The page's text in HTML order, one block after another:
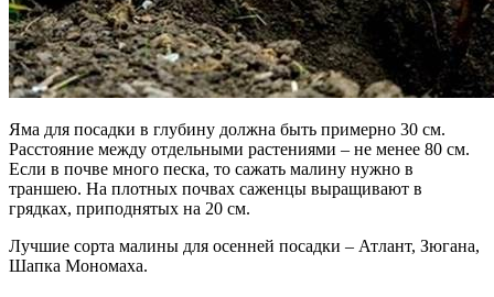
Яма для посадки в глубину должна быть примерно 30 см.
Расстояние между отдельными растениями – не менее 80 см.
Если в почве много песка, то сажать малину нужно в
траншею. На плотных почвах саженцы выращивают в
грядках, приподнятых на 20 см.
Лучшие сорта малины для осенней посадки – Атлант, Зюгана,
Шапка Мономаха.